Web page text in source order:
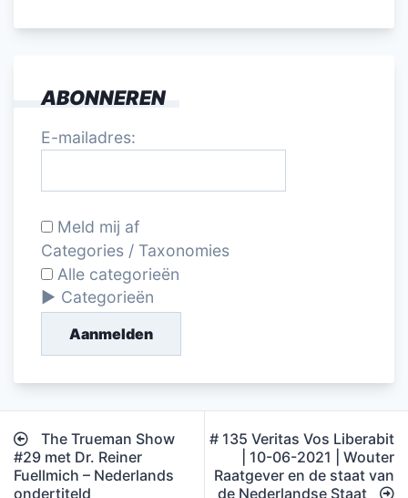
ABONNEREN
E-mailadres:
Meld mij af
Categories / Taxonomies
Alle categorieën
Categorieën
Aanmelden
Bericht
navigatie
The Trueman Show
#29 met Dr. Reiner
Fuellmich – Nederlands
ondertiteld
# 135 Veritas Vos Liberabit
| 10-06-2021 | Wouter
Raatgever en de staat van
de Nederlandse Staat